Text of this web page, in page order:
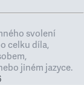
svolení
celku díla,
jiném jazyce.